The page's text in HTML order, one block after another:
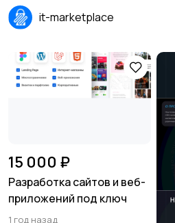
Android, iOS)
it-marketplace
15 000 ₽
Разработка сайтов и веб-
приложений под ключ
1 год назад